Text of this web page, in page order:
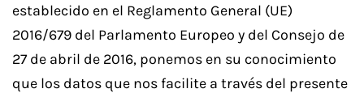
establecido en el Reglamento General (UE)
2016/679 del Parlamento Europeo y del Consejo de
27 de abril de 2016, ponemos en su conocimiento
que los datos que nos facilite a través del presente